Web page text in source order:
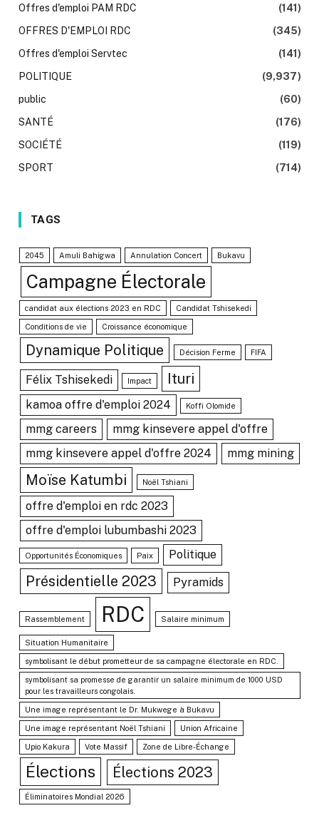
Offres d'emploi PAM RDC
(141)
OFFRES D'EMPLOI RDC
(345)
Offres d'emploi Servtec
(141)
POLITIQUE
(9,937)
public
(60)
SANTÉ
(176)
SOCIÉTÉ
(119)
SPORT
(714)
TAGS
2045 Amuli Bahigwa Annulation Concert Bukavu
Campagne Électorale
candidat aux élections 2023 en RDC Candidat Tshisekedi
Conditions de vie Croissance économique
Dynamique Politique Décision Ferme FIFA
Félix Tshisekedi Impact Ituri
kamoa offre d'emploi 2024 Koffi Olomide
mmg careers
mmg kinsevere appel d'offre
mmg kinsevere appel d'offre 2024
mmg mining
Moïse Katumbi Noël Tshiani
offre d'emploi en rdc 2023
offre d'emploi lubumbashi 2023
Opportunités Économiques Paix Politique
Présidentielle 2023 Pyramids
Rassemblement RDC Salaire minimum
Situation Humanitaire
symbolisant le début prometteur de sa campagne électorale en RDC.
symbolisant sa promesse de garantir un salaire minimum de 1000 USD
pour les travailleurs congolais.
Une image représentant le Dr. Mukwege à Bukavu
Une image représentant Noël Tshiani Union Africaine
Upio Kakura Vote Massif Zone de Libre-Échange
Élections Élections 2023
Éliminatoires Mondial 2026